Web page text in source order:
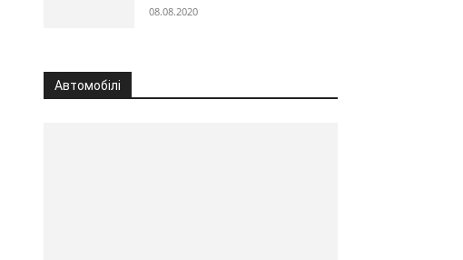
08.08.2020
Автомобілі